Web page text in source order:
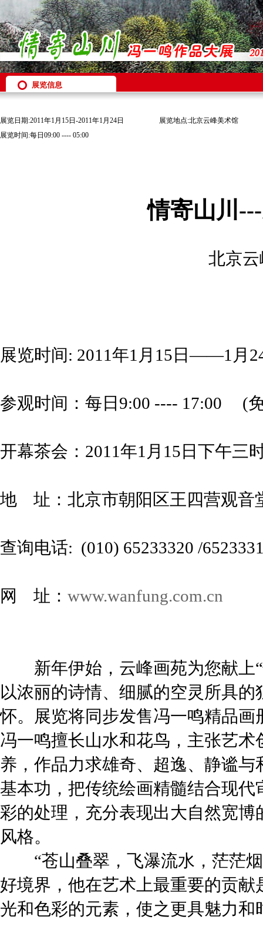
展览信息
展览日期:2011年1月15日-2011年1月24日
展览地点:北京云峰美术馆
展览时间:每日09:00 ---- 05:00
情寄山川
北京
展览时间: 2011年1月15日——1月
参观时间：每日9:00 ---- 17:00 (
开幕茶会：2011年1月15日下午三
地 址：北京市朝阳区王四营观音
查询电话: (010) 65233320 /
网 址： www.wanfung.com.cn
新年伊始，云峰画苑为您献上“
以浓丽的诗情、细腻的空灵所具
怀。展览将同步发售冯一鸣精品画
冯一鸣擅长山水和花鸟，主张艺
养，作品力求雄奇、超逸、静谧
基本功，把传统绘画精髓结合现
彩的处理，充分表现出大自然宽
风格。
“苍山叠翠，飞瀑流水，茫茫烟
好境界，他在艺术上最重要的贡
光和色彩的元素，使之更具魅力和